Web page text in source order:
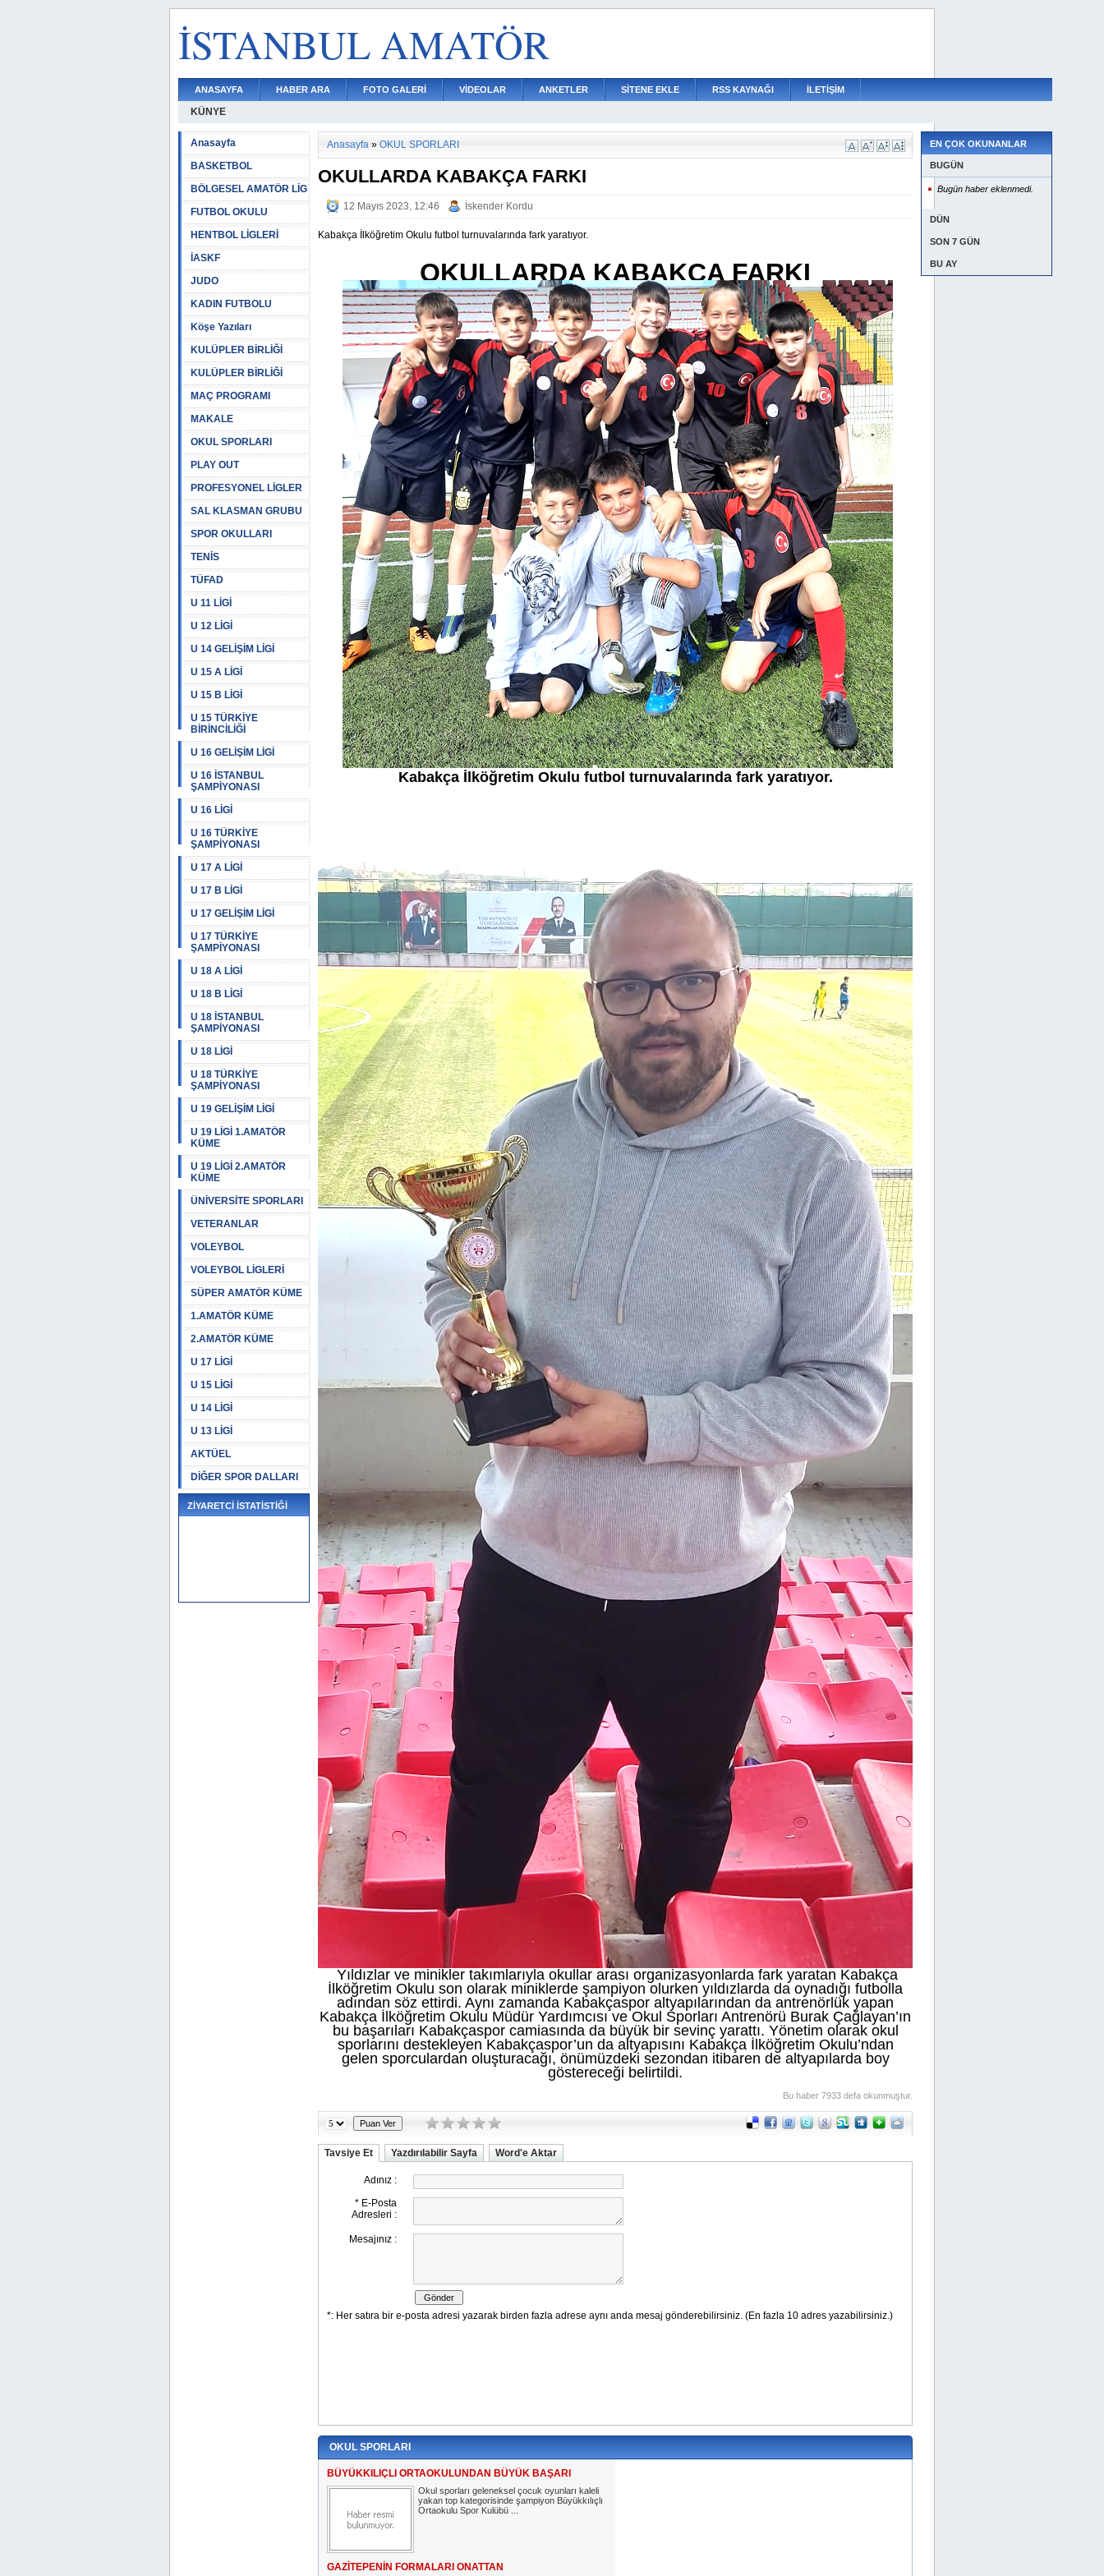
İSTANBUL AMATÖR
ANASAYFA HABER ARA FOTO GALERİ VİDEOLAR ANKETLER SİTENE EKLE RSS KAYNAĞI İLETİŞİM
KÜNYE
Anasayfa
BASKETBOL
BÖLGESEL AMATÖR LİG
FUTBOL OKULU
HENTBOL LİGLERİ
İASKF
JUDO
KADIN FUTBOLU
Köşe Yazıları
KULÜPLER BİRLİĞİ
KULÜPLER BİRLİĞİ
MAÇ PROGRAMI
MAKALE
OKUL SPORLARI
PLAY OUT
PROFESYONEL LİGLER
SAL KLASMAN GRUBU
SPOR OKULLARI
TENİS
TÜFAD
U 11 LİGİ
U 12 LİGİ
U 14 GELİŞİM LİGİ
U 15 A LİGİ
U 15 B LİGİ
U 15 TÜRKİYE
BİRİNCİLİĞİ
U 16 GELİŞİM LİGİ
U 16 İSTANBUL
ŞAMPİYONASI
U 16 LİGİ
U 16 TÜRKİYE
ŞAMPİYONASI
U 17 A LİGİ
U 17 B LİGİ
U 17 GELİŞİM LİGİ
U 17 TÜRKİYE
ŞAMPİYONASI
U 18 A LİGİ
U 18 B LİGİ
U 18 İSTANBUL
ŞAMPİYONASI
U 18 LİGİ
U 18 TÜRKİYE
ŞAMPİYONASI
U 19 GELİŞİM LİGİ
U 19 LİGİ 1.AMATÖR
KÜME
U 19 LİGİ 2.AMATÖR
KÜME
ÜNİVERSİTE SPORLARI
VETERANLAR
VOLEYBOL
VOLEYBOL LİGLERİ
SÜPER AMATÖR KÜME
1.AMATÖR KÜME
2.AMATÖR KÜME
U 17 LİGİ
U 15 LİGİ
U 14 LİGİ
U 13 LİGİ
AKTÜEL
DİĞER SPOR DALLARI
ZİYARETCİ İSTATİSTİĞİ
Anasayfa » OKUL SPORLARI
OKULLARDA KABAKÇA FARKI
12 Mayıs 2023, 12:46 İskender Kordu
Kabakça İlköğretim Okulu futbol turnuvalarında fark yaratıyor.
OKULLARDA KABAKÇA FARKI
Kabakça İlköğretim Okulu futbol turnuvalarında fark yaratıyor.
Yıldızlar ve minikler takımlarıyla okullar arası organizasyonlarda fark yaratan Kabakça
İlköğretim Okulu son olarak miniklerde şampiyon olurken yıldızlarda da oynadığı futbolla
adından söz ettirdi. Aynı zamanda Kabakçaspor altyapılarından da antrenörlük yapan
Kabakça İlköğretim Okulu Müdür Yardımcısı ve Okul Sporları Antrenörü Burak Çağlayan’ın
bu başarıları Kabakçaspor camiasında da büyük bir sevinç yarattı. Yönetim olarak okul
sporlarını destekleyen Kabakçaspor’un da altyapısını Kabakça İlköğretim Okulu’ndan
gelen sporculardan oluşturacağı, önümüzdeki sezondan itibaren de altyapılarda boy
göstereceği belirtildi.
Bu haber 7933 defa okunmuştur.
Tavsiye Et Yazdırılabilir Sayfa Word'e Aktar
OKUL SPORLARI
BÜYÜKKILIÇLI ORTAOKULUNDAN BÜYÜK BAŞARI
Okul sporları geleneksel çocuk oyunları kaleli
yakan top kategorisinde şampiyon Büyükkılıçlı
Ortaokulu Spor Kulübü ...
GAZİTEPENİN FORMALARI ONATTAN
EN ÇOK OKUNANLAR
BUGÜN
Bugün haber eklenmedi.
DÜN
SON 7 GÜN
BU AY